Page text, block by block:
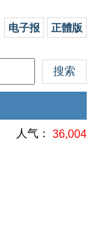
电子报 正體版
人气： 36,004